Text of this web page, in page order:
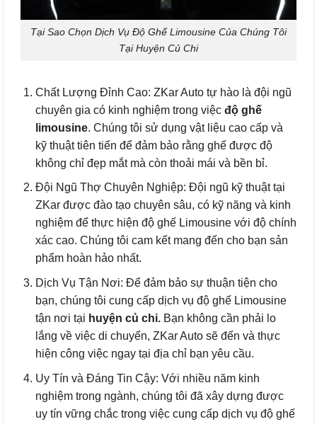
Tại Sao Chọn Dịch Vụ Độ Ghế Limousine Của Chúng Tôi
Tại Huyện Củ Chi
Chất Lượng Đỉnh Cao: ZKar Auto tự hào là đội ngũ
chuyên gia có kinh nghiệm trong việc độ ghế
limousine. Chúng tôi sử dụng vật liệu cao cấp và
kỹ thuật tiên tiến để đảm bảo rằng ghế được độ
không chỉ đẹp mắt mà còn thoải mái và bền bỉ.
Đội Ngũ Thợ Chuyên Nghiệp: Đội ngũ kỹ thuật tại
ZKar được đào tạo chuyên sâu, có kỹ năng và kinh
nghiệm để thực hiện độ ghế Limousine với độ chính
xác cao. Chúng tôi cam kết mang đến cho bạn sản
phẩm hoàn hảo nhất.
Dịch Vụ Tận Nơi: Để đảm bảo sự thuận tiện cho
bạn, chúng tôi cung cấp dịch vụ độ ghế Limousine
tận nơi tại huyện củ chi.Bạn không cần phải lo
lắng về việc di chuyển, ZKar Auto sẽ đến và thực
hiện công việc ngay tại địa chỉ bạn yêu cầu.
Uy Tín và Đáng Tin Cậy: Với nhiều năm kinh
nghiệm trong ngành, chúng tôi đã xây dựng được
uy tín vững chắc trong việc cung cấp dịch vụ độ ghế